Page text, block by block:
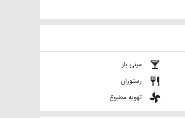
local_bar مینی بار
restaurant رستوران
toys تهویه مطبوع